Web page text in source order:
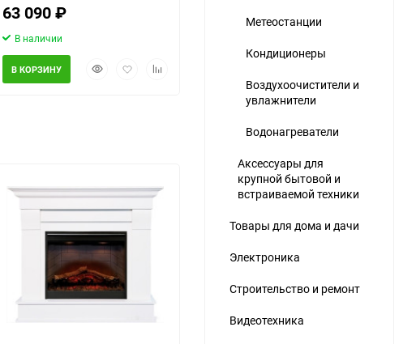
63 090₽
В наличии
БыстрыйДобавитьДобавить
В КОРЗИНУ
Метеостанции
Кондиционеры
Воздухоочистители и
увлажнители
Водонагреватели
Аксессуары для
крупной бытовой и
встраиваемой техники
Товары для дома и дачи
Электроника
Строительство и ремонт
Видеотехника